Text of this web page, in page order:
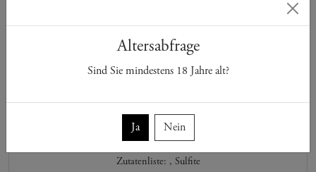
Altersabfrage
Sind Sie mindestens 18 Jahre alt?
Ja Nein
Zutatenliste: , Sulfite